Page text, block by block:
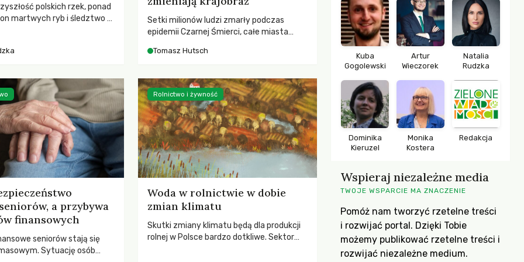
polskich rzek, ponad
martwych ryb i śledztwo z
by prace modernizacyjne
śmierci rzeki.
Setki milionów ludzi zmarły podczas
epidemii Czarnej Śmierci, całe miasta
pierwsze liście nowych dębów rozwijały
podnosiła się po jednej z największych
katastrof w swoich dziejach.
Tomasz Hutsch
a przybywa
finansowych
seniorów stają się
Sytuację osób
Woda w rolnictwie w dobie
zmian klimatu
Skutki zmiany klimatu będą dla produkcji
rolnej w Polsce bardzo dotkliwe. Sektor
Rolnictwo i żywność
Kuba
Gogolewski
Artur
Wieczorek
Natalia
Rudzka
Dominika
Kieruzel
Monika
Kostera
Redakcja
Wspieraj niezależne media
TWOJE WSPARCIE MA ZNACZENIE
Pomóż nam tworzyć rzetelne treści
i rozwijać portal. Dzięki Tobie
możemy publikować rzetelne treści i
rozwijać niezależne medium.